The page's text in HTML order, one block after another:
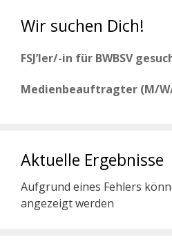
Wir suchen Dich!
FSJ’ler/-in für BWBSV
Medienbeauftragter (M/
Aktuelle Ergebnisse
Aufgrund eines Fehlers
angezeigt werden